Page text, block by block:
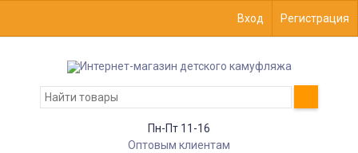
Вход Регистрация
Пн-Пт 11-16
Оптовым клиентам